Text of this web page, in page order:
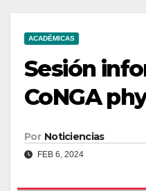
ACADÉMICAS
Sesión
CoNGA
Por Noticiencias
FEB 6, 2024